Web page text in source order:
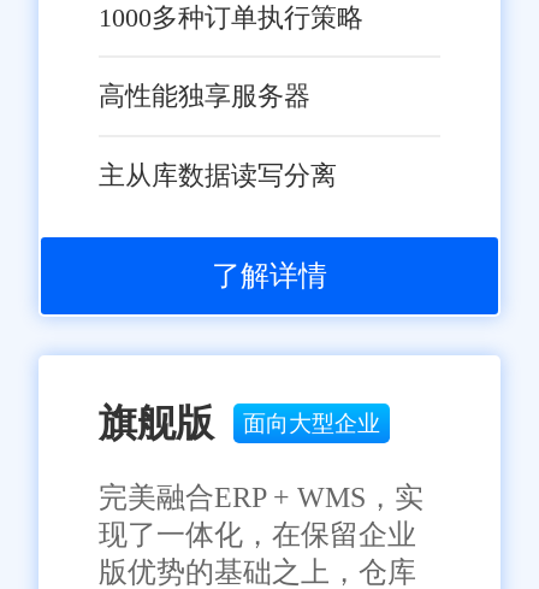
1000多种订单执行策略
高性能独享服务器
主从库数据读写分离
了解详情
旗舰版 面向大型企业
完美融合ERP + WMS，实
现了一体化，在保留企业
版优势的基础之上，仓库